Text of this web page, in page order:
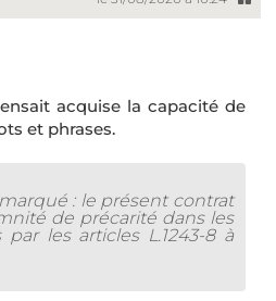
acquise la capacité de
et phrases.
: le présent contrat
de précarité dans les
les articles L.1243-8 à